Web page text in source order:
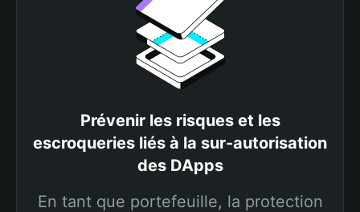
Prévenir les risques et les
escroqueries liés à la sur-autorisation
des DApps
En tant que portefeuille, la protection